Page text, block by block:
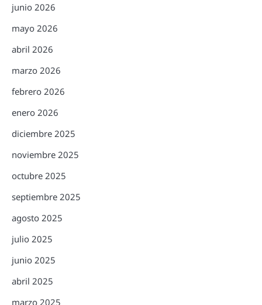
junio 2026
mayo 2026
abril 2026
marzo 2026
febrero 2026
enero 2026
diciembre 2025
noviembre 2025
octubre 2025
septiembre 2025
agosto 2025
julio 2025
junio 2025
abril 2025
marzo 2025